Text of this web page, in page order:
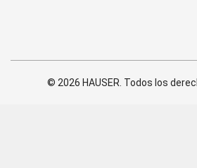
© 2026 HAUSER. Todos los